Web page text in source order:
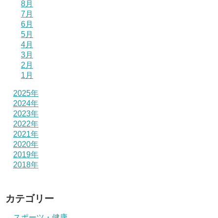
8月
7月
6月
5月
4月
3月
2月
1月
2025年
2024年
2023年
2022年
2021年
2020年
2019年
2018年
カテゴリー